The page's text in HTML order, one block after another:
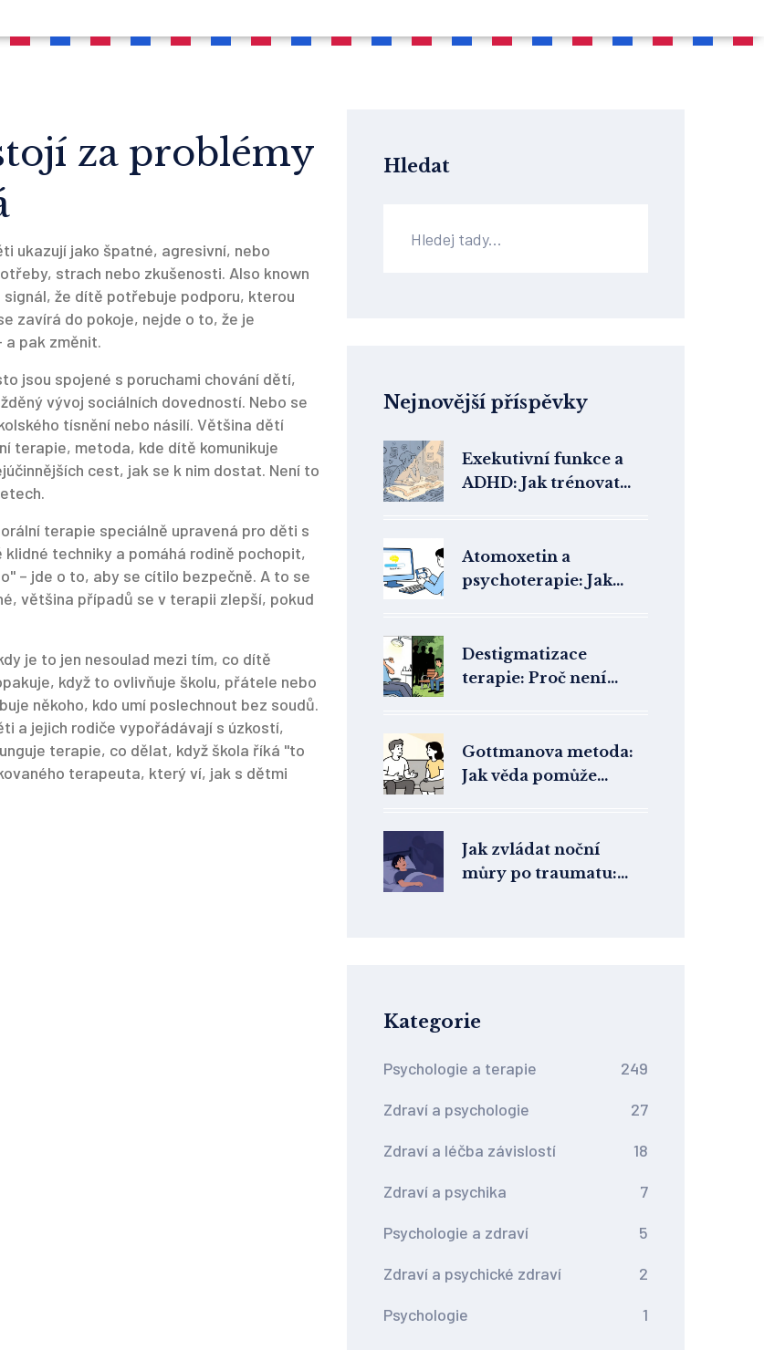
za problémy
ukazují jako špatné, agresivní, nebo
strach nebo zkušenosti. Also known
že dítě potřebuje podporu, kterou
zavírá do pokoje, nejde o to, že je
a pak změnit.
jsou spojené s poruchami chování dětí,
vývoj sociálních dovedností. Nebo se
tísnění nebo násilí. Většina dětí
terapie, metoda, kde dítě komunikuje
cest, jak se k nim dostat. Není to
terapie speciálně upravená pro děti s
techniky a pomáhá rodině pochopit,
– jde o to, aby se cítilo bezpečně. A to se
většina případů se v terapii zlepší, pokud
je to jen nesoulad mezi tím, co dítě
když to ovlivňuje školu, přátele nebo
někoho, kdo umí poslechnout bez soudů.
a jejich rodiče vypořádávají s úzkostí,
terapie, co dělat, když škola říká "to
terapeuta, který ví, jak s dětmi
Hledat
Nejnovější příspěvky
Exekutivní funkce a
ADHD: Jak trénovat
Atomoxetin a
psychoterapie: Jak
terapii
Destigmatizace
terapie: Proč není
překonat strach
Gottmanova metoda:
Jak věda pomůže
Jak zvládat noční
můry po traumatu:
Kategorie
Psychologie a terapie 249
Zdraví a psychologie 27
Zdraví a léčba závislostí 18
Zdraví a psychika 7
Psychologie a zdraví 5
Zdraví a psychické zdraví 2
Psychologie 1